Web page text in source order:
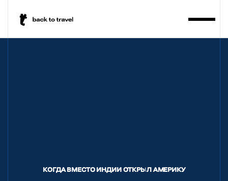
КОГДА ВМЕСТО ИНДИИ ОТКРЫЛ АМЕРИКУ